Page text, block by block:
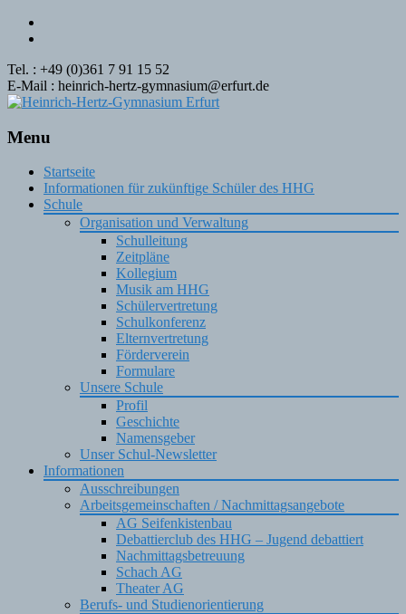
Tel. : +49 (0)361 7 91 15 52
E-Mail : heinrich-hertz-gymnasium@erfurt.de
Menu
Skip
content
Startseite
Informationen für zukünftige Schüler des HHG
Schule
Organisation und Verwaltung
Schulleitung
Zeitpläne
Kollegium
Musik am HHG
Schülervertretung
Schulkonferenz
Elternvertretung
Förderverein
Formulare
Unsere Schule
Profil
Geschichte
Namensgeber
Unser Schul-Newsletter
Informationen
Ausschreibungen
Arbeitsgemeinschaften / Nachmittagsangebote
AG Seifenkistenbau
Debattierclub des HHG – Jugend debattiert
Nachmittagsbetreuung
Schach AG
Theater AG
Berufs- und Studienorientierung